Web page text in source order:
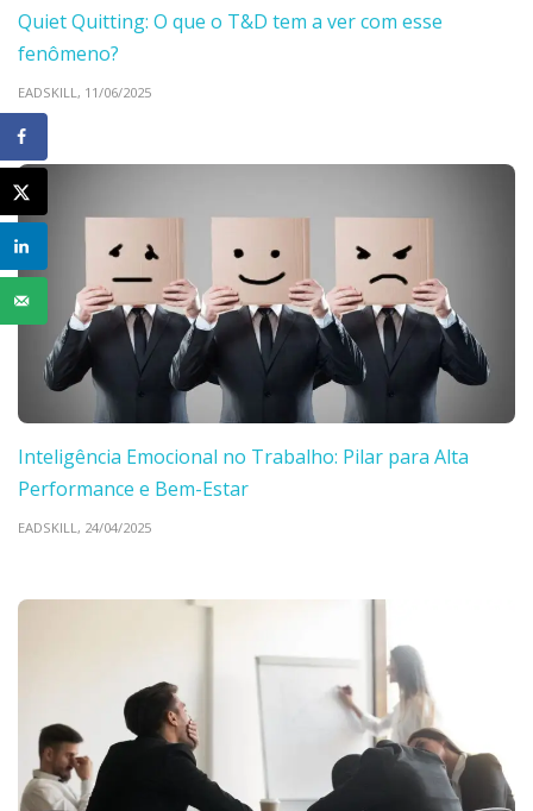
Quiet Quitting: O que o T&D tem a ver com esse
fenômeno?
EADSKILL, 11/06/2025
Inteligência Emocional no Trabalho: Pilar para Alta
Performance e Bem-Estar
EADSKILL, 24/04/2025